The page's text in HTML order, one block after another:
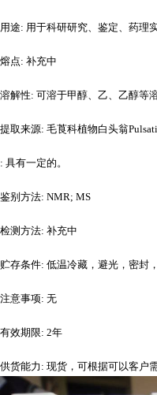
用途: 用于科研研究、鉴定、药理
熔点: 补充中
溶解性: 可溶于甲醇、乙、乙醇等
提取来源: 毛莨科植物白头翁
: 具有一定的。
鉴别方法: NMR; MS
检测方法: 补充中
贮存条件: 低温冷藏，避光，密封
注意事项: 无
有效期限: 2年
供货能力 : 现货，可根据可以客户